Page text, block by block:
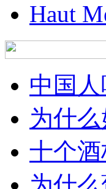
Haut
中国
为什
十个